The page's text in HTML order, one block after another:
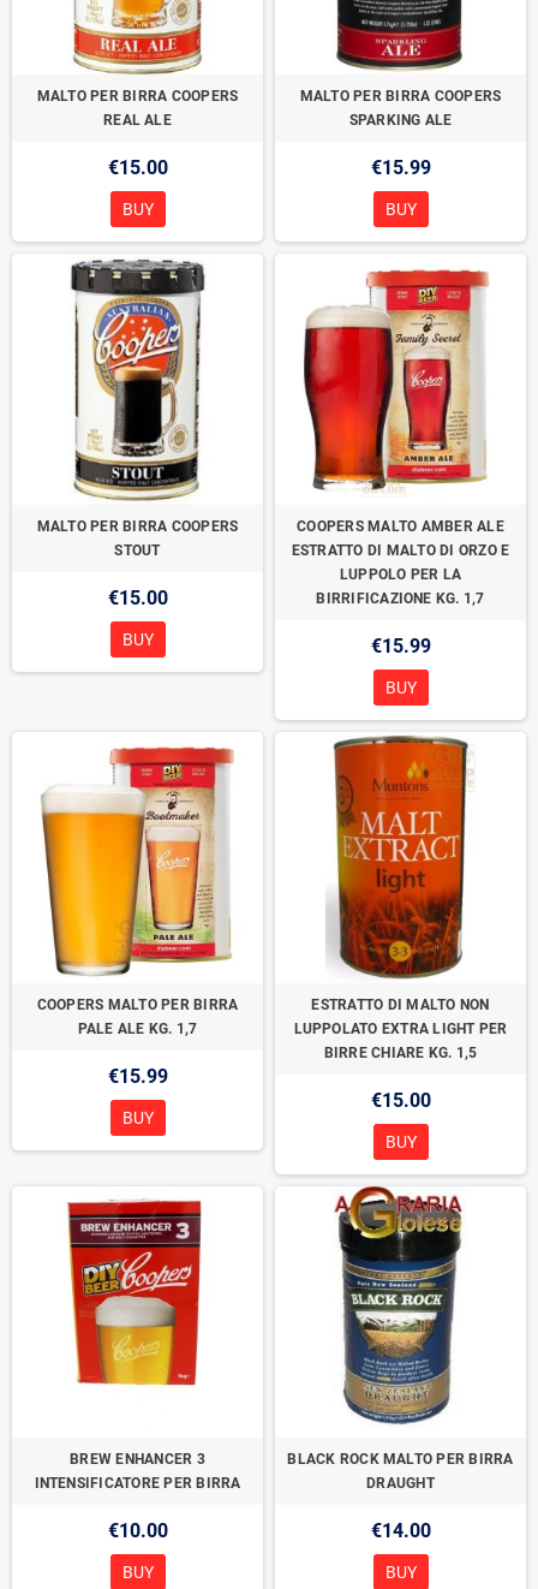
MALTO PER BIRRA COOPERS
REAL ALE
€15.00
BUY
MALTO PER BIRRA COOPERS
SPARKING ALE
€15.99
BUY
MALTO PER BIRRA COOPERS
STOUT
€15.00
BUY
COOPERS MALTO AMBER ALE
ESTRATTO DI MALTO DI ORZO E
LUPPOLO PER LA
BIRRIFICAZIONE KG. 1,7
€15.99
BUY
COOPERS MALTO PER BIRRA
PALE ALE KG. 1,7
€15.99
BUY
ESTRATTO DI MALTO NON
LUPPOLATO EXTRA LIGHT PER
BIRRE CHIARE KG. 1,5
€15.00
BUY
BREW ENHANCER 3
INTENSIFICATORE PER BIRRA
€10.00
BUY
BLACK ROCK MALTO PER BIRRA
DRAUGHT
€14.00
BUY